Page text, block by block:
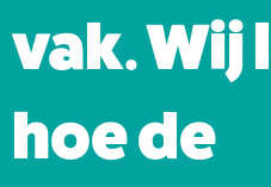
vak. Wij
hoe de